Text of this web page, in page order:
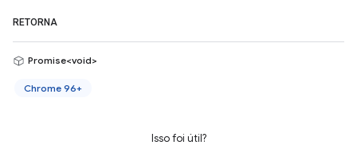
RETORNA
Promise<void>
Chrome 96+
Isso foi útil?